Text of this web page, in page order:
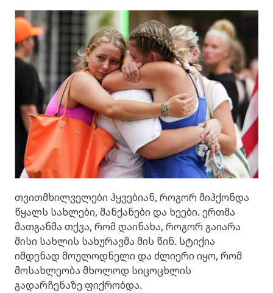
თვითმხილველები ჰყვებიან, როგორ მიჰქონდა
წყალს სახლები, მანქანები და ხეები. ერთმა
მათგანმა თქვა, რომ დაინახა, როგორ გაიარა
მისი სახლის სახურავმა მის წინ. სტიქია
იმდენად მოულოდნელი და ძლიერი იყო, რომ
მოსახლეობა მხოლოდ სიცოცხლის
გადარჩენაზე ფიქრობდა.